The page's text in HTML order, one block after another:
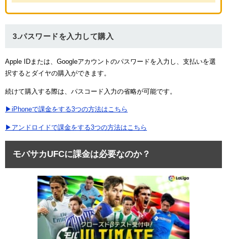
3.パスワードを入力して購入
Apple IDまたは、Googleアカウントのパスワードを入力し、支払いを選
択するとダイヤの購入ができます。
続けて購入する際は、パスコード入力の省略が可能です。
▶iPhoneで課金をする3つの方法はこちら
▶アンドロイドで課金をする3つの方法はこちら
モバサカUFCに課金は必要なのか？